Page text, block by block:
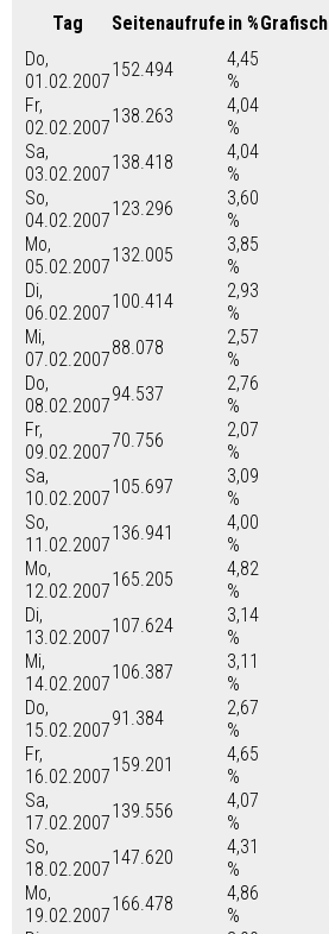
Tag Seitenaufrufe in %Grafisch
Do,
01.02.2007
152.494
4,45
%
Fr,
02.02.2007
138.263
4,04
%
Sa,
03.02.2007
138.418
4,04
%
So,
04.02.2007
123.296
3,60
%
Mo,
05.02.2007
132.005
3,85
%
Di,
06.02.2007
100.414
2,93
%
Mi,
07.02.2007
88.078
2,57
%
Do,
08.02.2007
94.537
2,76
%
Fr,
09.02.2007
70.756
2,07
%
Sa,
10.02.2007
105.697
3,09
%
So,
11.02.2007
136.941
4,00
%
Mo,
12.02.2007
165.205
4,82
%
Di,
13.02.2007
107.624
3,14
%
Mi,
14.02.2007
106.387
3,11
%
Do,
15.02.2007
91.384
2,67
%
Fr,
16.02.2007
159.201
4,65
%
Sa,
17.02.2007
139.556
4,07
%
So,
18.02.2007
147.620
4,31
%
Mo,
19.02.2007
166.478
4,86
%